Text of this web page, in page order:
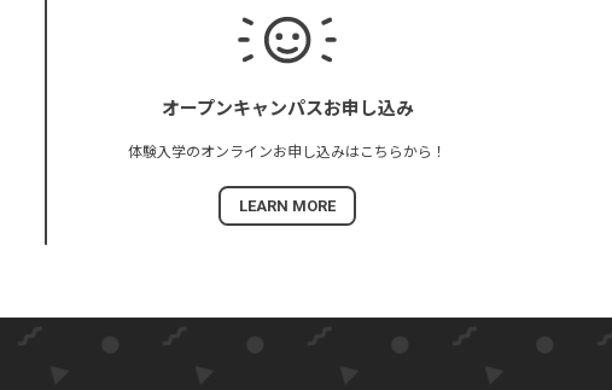
オープンキャンパスお申し込み
体験入学のオンラインお申し込みは こちらから！
LEARN MORE